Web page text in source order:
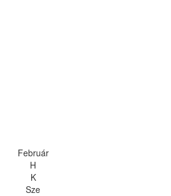
Február
H
K
Sze